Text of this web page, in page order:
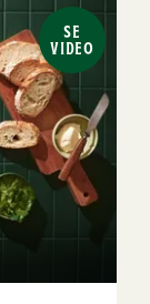
SE
VIDEO